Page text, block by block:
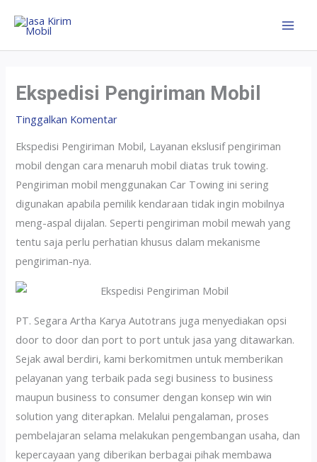
Ekspedisi Pengiriman Mobil
Tinggalkan Komentar
Ekspedisi Pengiriman Mobil, Layanan ekslusif pengiriman
mobil dengan cara menaruh mobil diatas truk towing.
Pengiriman mobil menggunakan Car Towing ini sering
digunakan apabila pemilik kendaraan tidak ingin mobilnya
meng-aspal dijalan. Seperti pengiriman mobil mewah yang
tentu saja perlu perhatian khusus dalam mekanisme
pengiriman-nya.
PT. Segara Artha Karya Autotrans juga menyediakan opsi
door to door dan port to port untuk jasa yang ditawarkan.
Sejak awal berdiri, kami berkomitmen untuk memberikan
pelayanan yang terbaik pada segi business to business
maupun business to consumer dengan konsep win win
solution yang diterapkan. Melalui pengalaman, proses
pembelajaran selama melakukan pengembangan usaha, dan
kepercayaan yang diberikan berbagai pihak membawa